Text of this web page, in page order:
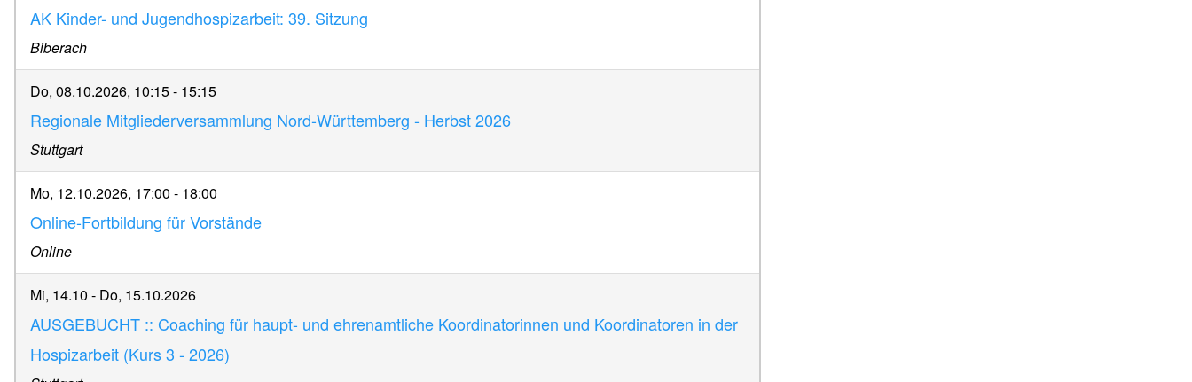
AK Kinder- und Jugendhospizarbeit: 39. Sitzung
Biberach
Do, 08.10.2026, 10:15- 15:15
Regionale Mitgliederversammlung Nord-Württemberg - Herbst 2026
Stuttgart
Mo, 12.10.2026, 17:00 - 18:00
Online-Fortbildung für Vorstände
Online
Mi, 14.10 - Do, 15.10.2026
AUSGEBUCHT :: Coaching für haupt- und ehrenamtliche Koordinatorinnen und Koordinatoren in der
Hospizarbeit (Kurs 3 - 2026)